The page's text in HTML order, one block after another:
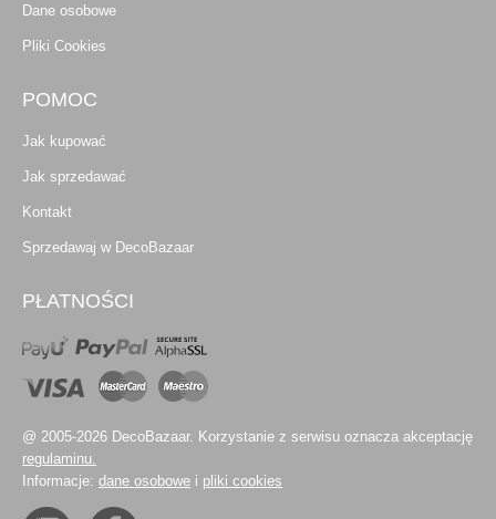
Dane osobowe
Pliki Cookies
POMOC
Jak kupować
Jak sprzedawać
Kontakt
Sprzedawaj w DecoBazaar
PŁATNOŚCI
@ 2005-2026 DecoBazaar. Korzystanie z serwisu oznacza akceptację
regulaminu.
Informacje: dane osobowe i pliki cookies